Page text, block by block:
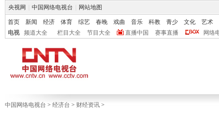
央视网 中国网络电视台 网站地图
首页 新闻 经济 体育 综艺 春晚 戏曲 音乐 科教 青少 文化
艺术
电视
频道大全 栏目大全 节目大全 直播中国 赛事直播 网络
中国网络电视台 > 经济台 > 财经资讯 >